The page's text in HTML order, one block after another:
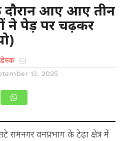
दौरान आए आए तीन
ने पेड़ पर चढ़कर
13, 2025
रामनगर वनप्रभाग के टेढ़ा क्षेत्र में